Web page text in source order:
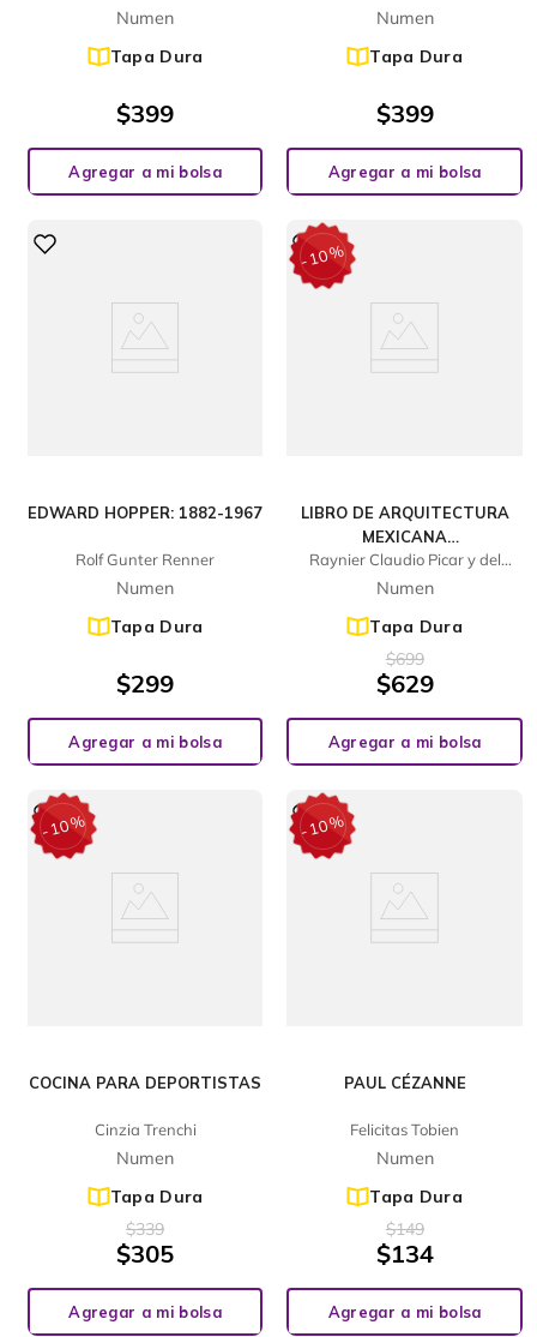
Numen
Tapa Dura
$399
Agregar a mi bolsa
Numen
Tapa Dura
$399
Agregar a mi bolsa
EDWARD HOPPER: 1882-1967
Rolf Gunter Renner
Numen
Tapa Dura
$299
Agregar a mi bolsa
LIBRO DE ARQUITECTURA
MEXICANA
CONTEMPORANEA
Raynier Claudio Picar y del
Prado
Numen
Tapa Dura
-10%
$699
$629
Agregar a mi bolsa
COCINA PARA DEPORTISTAS
Cinzia Trenchi
Numen
Tapa Dura
-10%
$339
$305
Agregar a mi bolsa
PAUL CÉZANNE
Felicitas Tobien
Numen
Tapa Dura
-10%
$149
$134
Agregar a mi bolsa